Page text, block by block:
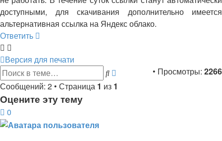
доступными, для скачивания дополнительно имеется
альтернативная ссылка на Яндекс облако.
Ответить
Версия для печати
• Просмотры: 2266
ПоискРасширенный
поиск
Сообщений: 2 • Страница 1 из 1
Оцените эту тему
0